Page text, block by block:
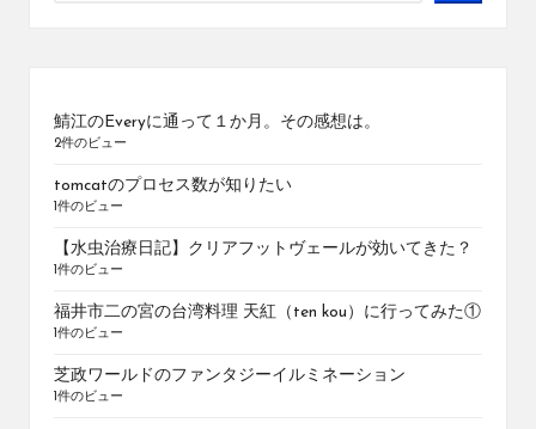
り鯖江のEveryに通って１か月。その感想は。
2件のビュー
tomcatのプロセス数が知りたい
1件のビュー
【水虫治療日記】クリアフットヴェールが効いてきた？
1件のビュー
福井市二の宮の台湾料理 天紅（ten kou）に行ってみた①
1件のビュー
芝政ワールドのファンタジーイルミネーション
1件のビュー